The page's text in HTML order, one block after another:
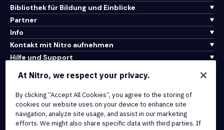
Bibliothek für Bildung und Einblicke
Partner
Info
Kontakt mit Nitro aufnehmen
Hilfe und Support
Nutzungsbedingungen
Cookie-Richtlinie
Copyright-Richtlinie
Alle Bedingungen und Richtlinien
At Nitro, we respect your privacy.
By clicking “Accept All Cookies”, you agree to the storing of
cookies our website uses on your device to enhance site
navigation, analyze site usage, and assist in our marketing
efforts. We might also share specific data with third parties. If